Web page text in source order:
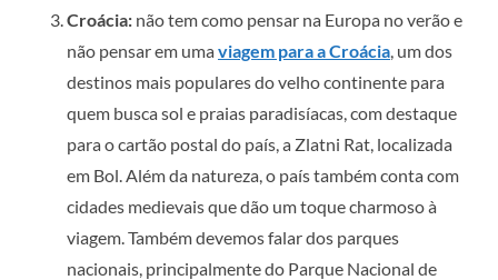
Croácia: não tem como pensar na Europa no verão e
não pensar em umaviagem para a Croácia, um dos
destinos mais populares do velho continente para
quem busca sol e praias paradisíacas, com destaque
para o cartão postal do país, a Zlatni Rat, localizada
em Bol. Além da natureza, o país também conta com
cidades medievais que dão um toque charmoso à
viagem. Também devemos falar dos parques
nacionais, principalmente do Parque Nacional de